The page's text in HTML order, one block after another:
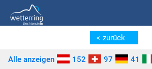
Zum Inhalt springen [AK + 0]
Zum linken senkrechten Seitenmenü
Zum rechten senkrechten Seitenmenü
Zu den Inhalten im Fußbereich springen [AK +
< zurück
Alle anzeigen 152 97 41